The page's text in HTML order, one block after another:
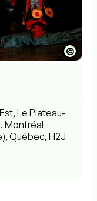
©
Le Plateau-
Montréal
Québec, H2J